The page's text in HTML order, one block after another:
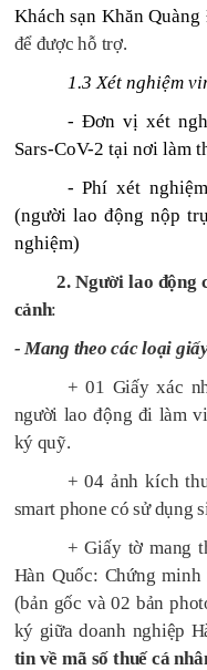
Khách sạn Khăn
để được hỗ trợ.
1.3 Xét nghiệm
- Đơn vị xét
Sars-CoV-2 tại nơi làm
- Phí xét
(người lao động nộp
nghiệm)
2. Người lao động
cảnh:
- Mang theo các loại
+ 01 Giấy xác
người lao động đi làm
ký quỹ.
+ 04 ảnh kích
smart phone có sử dụng
+ Giấy tờ mang
Hàn Quốc: Chứng
(bản gốc và 02 bản
ký giữa doanh nghiệp
tin về mã số thuế cá